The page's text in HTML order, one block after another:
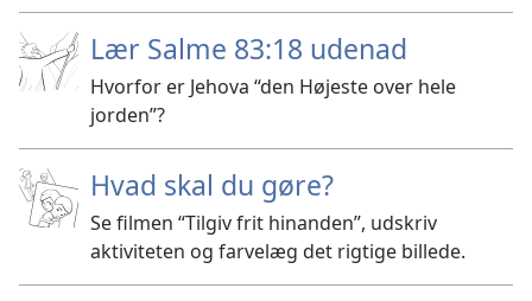
Lær Salme 83:18 udenad
Hvorfor er Jehova “den Højeste over hele
jorden”?
Hvad skal du gøre?
Se filmen “Tilgiv frit hinanden”, udskriv
aktiviteten og farvelæg det rigtige billede.